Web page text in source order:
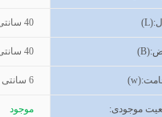
(L):
40
(B):
40
(w):
6 سانتی
موجودی: موجود